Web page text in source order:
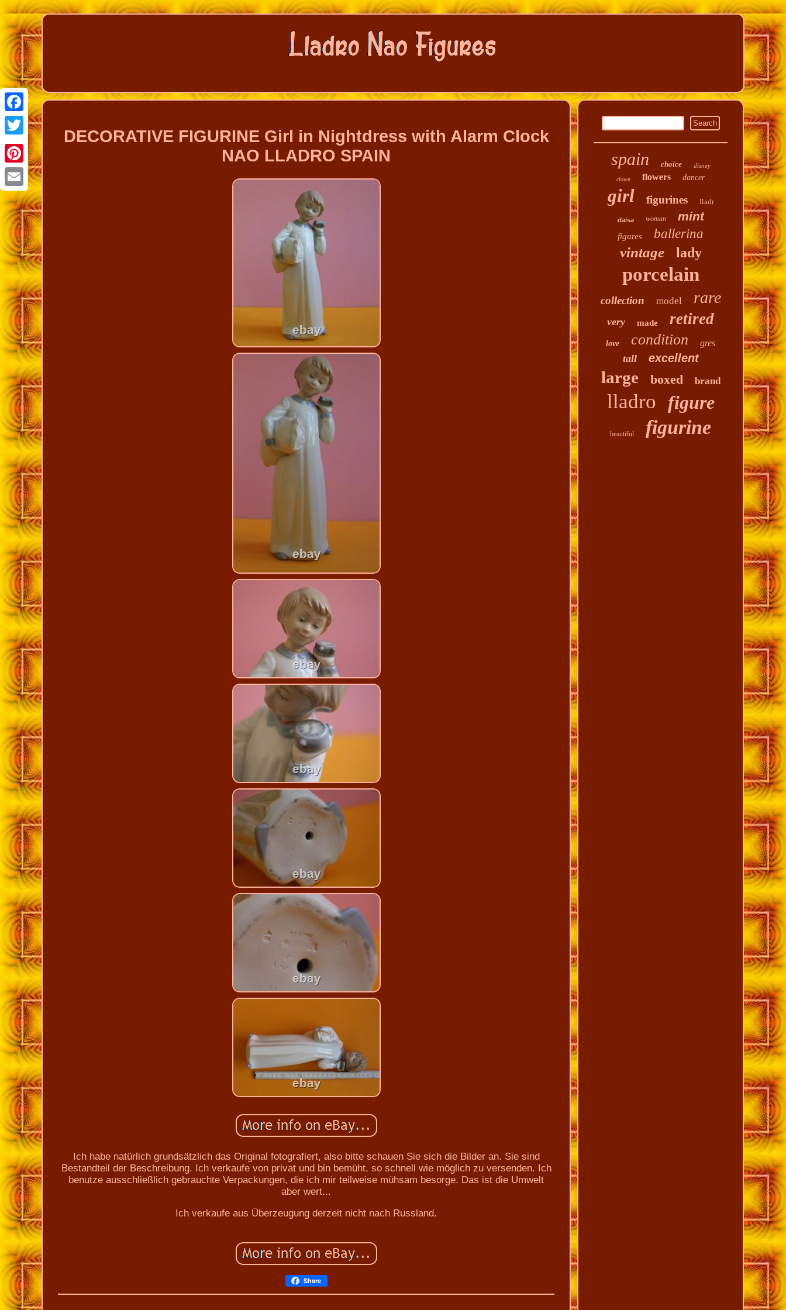
Facebook
Twitter
Pinterest
Email
DECORATIVE FIGURINE Girl in Nightdress with Alarm Clock
NAO LLADRO SPAIN
Ich habe natürlich grundsätzlich das Original fotografiert, also bitte schauen Sie sich die Bilder an. Sie sind
Bestandteil der Beschreibung. Ich verkaufe von privat und bin bemüht, so schnell wie möglich zu versenden. Ich
benutze ausschließlich gebrauchte Verpackungen, die ich mir teilweise mühsam besorge. Das ist die Umwelt
aber wert...
Ich verkaufe aus Überzeugung derzeit nicht nach Russland.
Share
spain choice disney
clown flowers dancer
girl figurines lladr
daisa woman mint
figures ballerina
vintage lady
porcelain
collection model rare
very made retired
love condition gres
tall excellent
large boxed brand
lladro figure
beautiful figurine